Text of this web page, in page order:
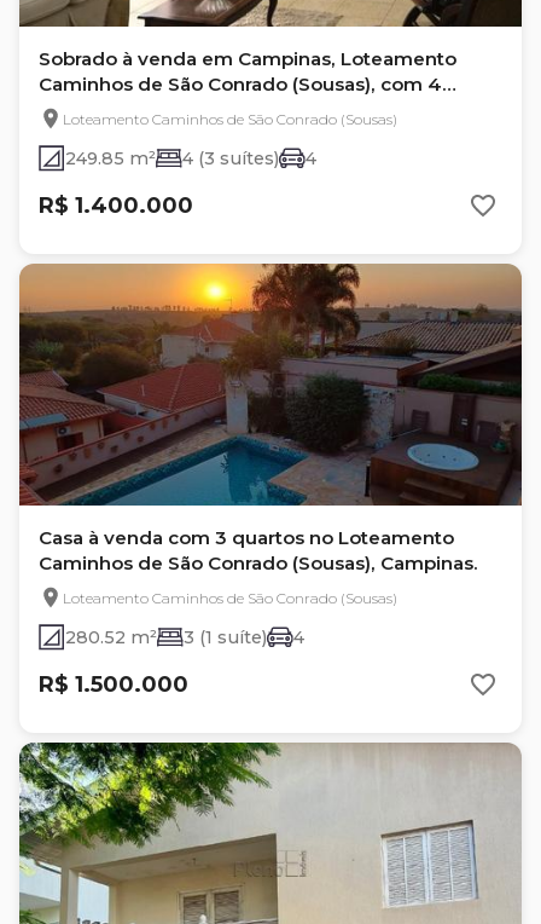
Sobrado à venda em Campinas, Loteamento
Caminhos de São Conrado (Sousas), com 4
quartos
Loteamento Caminhos de São Conrado (Sousas)
249.85 m² 4 (3 suítes) 4
R$ 1.400.000
Casa à venda com 3 quartos no Loteamento
Caminhos de São Conrado (Sousas), Campinas.
Loteamento Caminhos de São Conrado (Sousas)
280.52 m² 3 (1 suíte) 4
R$ 1.500.000